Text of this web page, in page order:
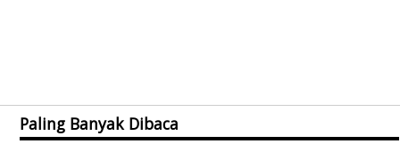
Paling Banyak Dibaca